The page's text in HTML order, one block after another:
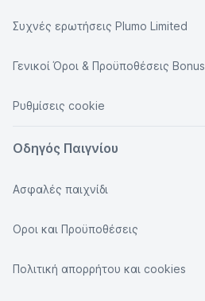
Συχνές ερωτήσεις Plumo Limited
Γενικοί Όροι & Προϋποθέσεις Bonus
Ρυθμίσεις cookie
Οδηγός Παιγνίου
Ασφαλές παιχνίδι
Οροι και Προϋποθέσεις
Πολιτική απορρήτου και cookies